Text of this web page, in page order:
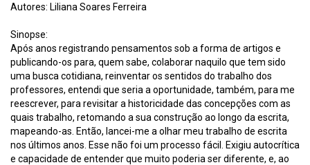
Autores: Liliana Soares Ferreira
Sinopse:
Após anos registrando pensamentos sob a forma de artigos e
publicando-os para, quem sabe, colaborar naquilo que tem sido
uma busca cotidiana, reinventar os sentidos do trabalho dos
professores, entendi que seria a oportunidade, também, para me
reescrever, para revisitar a historicidade das concepções com as
quais trabalho, retomando a sua construção ao longo da escrita,
mapeando-as. Então, lancei-me a olhar meu trabalho de escrita
nos últimos anos. Esse não foi um processo fácil. Exigiu autocrítica
e capacidade de entender que muito poderia ser diferente, e, ao